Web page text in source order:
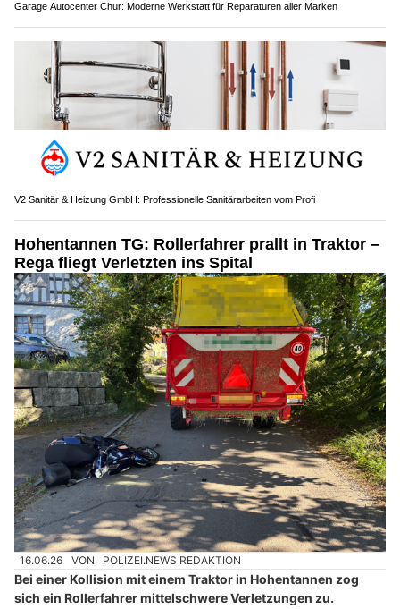
Garage Autocenter Chur: Moderne Werkstatt für Reparaturen aller Marken
V2 Sanitär & Heizung GmbH: Professionelle Sanitärarbeiten vom Profi
Hohentannen TG: Rollerfahrer prallt in Traktor –
Rega fliegt Verletzten ins Spital
16.06.26 VON POLIZEI.NEWS REDAKTION
Bei einer Kollision mit einem Traktor in Hohentannen zog
sich ein Rollerfahrer mittelschwere Verletzungen zu.